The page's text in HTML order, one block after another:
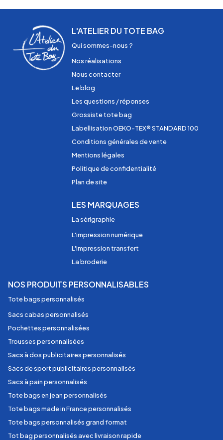
L'ATELIER DU TOTE BAG
Qui sommes-nous ?
Nos réalisations
Nous contacter
Le blog
Les questions / réponses
Grossiste tote bag
Labellisation OEKO-TEX® STANDARD 100
Conditions générales de vente
Mentions légales
Politique de confidentialité
Plan de site
LES MARQUAGES
La sérigraphie
L'impression numérique
L'impression transfert
La broderie
NOS PRODUITS PERSONNALISABLES
Tote bags personnalisés
Sacs cabas personnalisés
Pochettes personnalisées
Trousses personnalisées
Sacs à dos publicitaires personnalisés
Sacs de sport publicitaires personnalisés
Sacs à pain personnalisés
Tote bags en jean personnalisés
Tote bags made in France personnalisés
Tote bags personnalisés grand format
Tot bag personnalisés avec livraison rapide